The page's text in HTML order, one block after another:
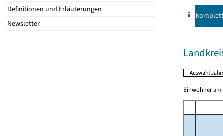
Definitionen und Erläuterungen
Newsletter
komplett
Einwohner am